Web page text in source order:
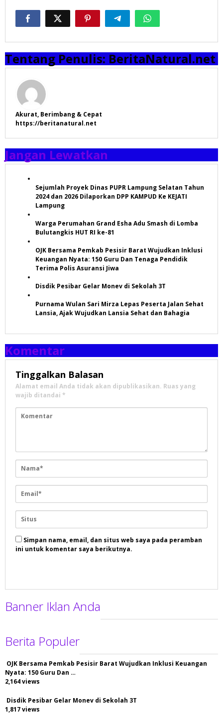
Tentang Penulis: BeritaNatural.net
Akurat, Berimbang & Cepat
https://beritanatural.net
Jangan Lewatkan
Sejumlah Proyek Dinas PUPR Lampung Selatan Tahun
2024 dan 2026 Dilaporkan DPP KAMPUD Ke KEJATI
Lampung
Warga Perumahan Grand Esha Adu Smash di Lomba
Bulutangkis HUT RI ke-81
OJK Bersama Pemkab Pesisir Barat Wujudkan Inklusi
Keuangan Nyata: 150 Guru Dan Tenaga Pendidik
Terima Polis Asuransi Jiwa
Disdik Pesibar Gelar Monev di Sekolah 3T
Purnama Wulan Sari Mirza Lepas Peserta Jalan Sehat
Lansia, Ajak Wujudkan Lansia Sehat dan Bahagia
Komentar
Tinggalkan Balasan
Alamat email Anda tidak akan dipublikasikan. Ruas yang
wajib ditandai *
Simpan nama, email, dan situs web saya pada peramban
ini untuk komentar saya berikutnya.
Banner Iklan Anda
Berita Populer
OJK Bersama Pemkab Pesisir Barat Wujudkan Inklusi Keuangan
Nyata: 150 Guru Dan …
2,164 views
Disdik Pesibar Gelar Monev di Sekolah 3T
1,817 views